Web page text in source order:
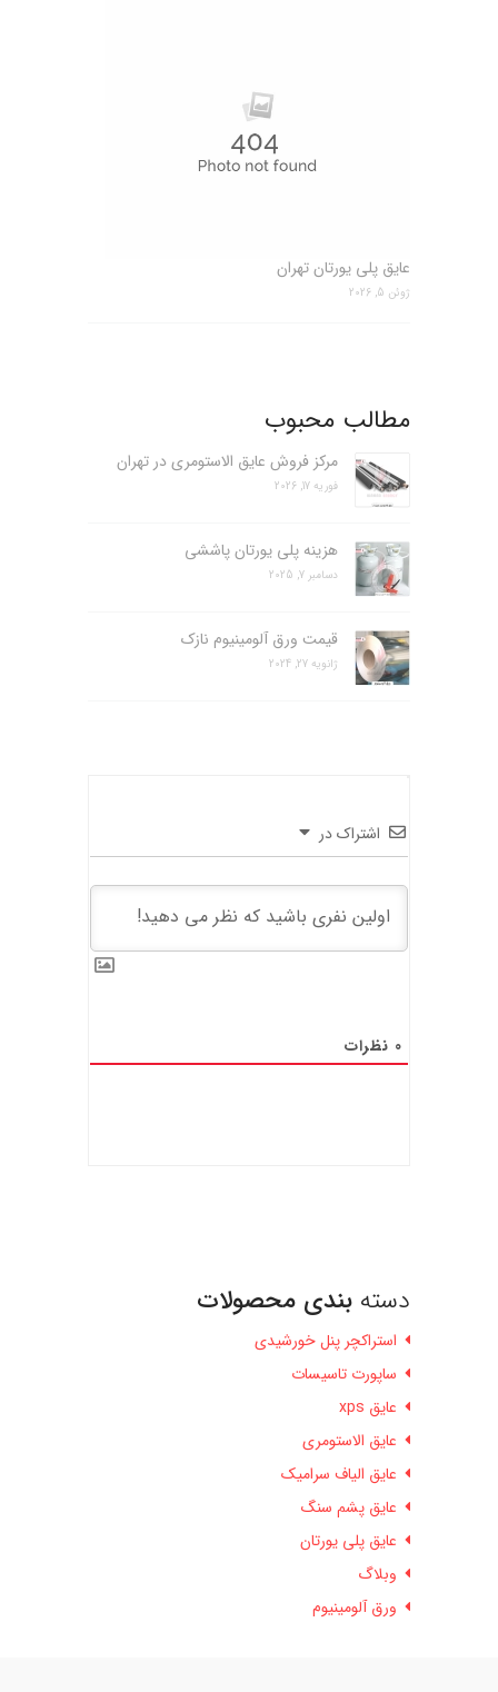
عایق پلی یورتان تهران
ژوئن 5, 2026
مطالب محبوب
مرکز فروش عایق الاستومری در تهران
فوریه 17, 2026
هزینه پلی یورتان پاششی
دسامبر 7, 2025
قیمت ورق آلومینیوم نازک
ژانویه 27, 2024
اشتراک در
0 نظرات
دسته بندی محصولات
استراکچر پنل خورشیدی
ساپورت تاسیسات
عایق xps
عایق الاستومری
عایق الیاف سرامیک
عایق پشم سنگ
عایق پلی یورتان
وبلاگ
ورق آلومینیوم